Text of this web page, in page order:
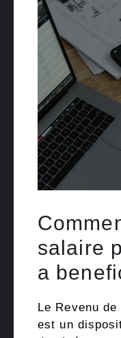
salaire
a
Le Revenu
est un